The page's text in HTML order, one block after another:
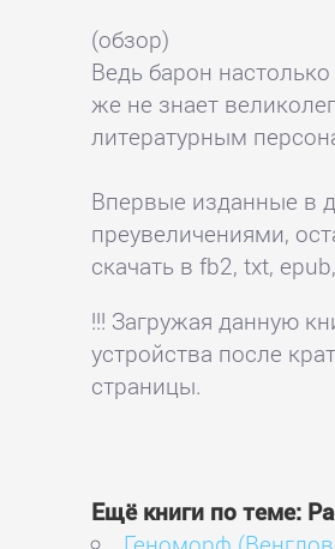
(обзор)
Ведь барон
же не знает
литературным
Впервые изданные в
преувеличениями,
скачать в fb2, txt,
!!! Загружая данную
устройства после
страницы.
Ещё книги по теме: